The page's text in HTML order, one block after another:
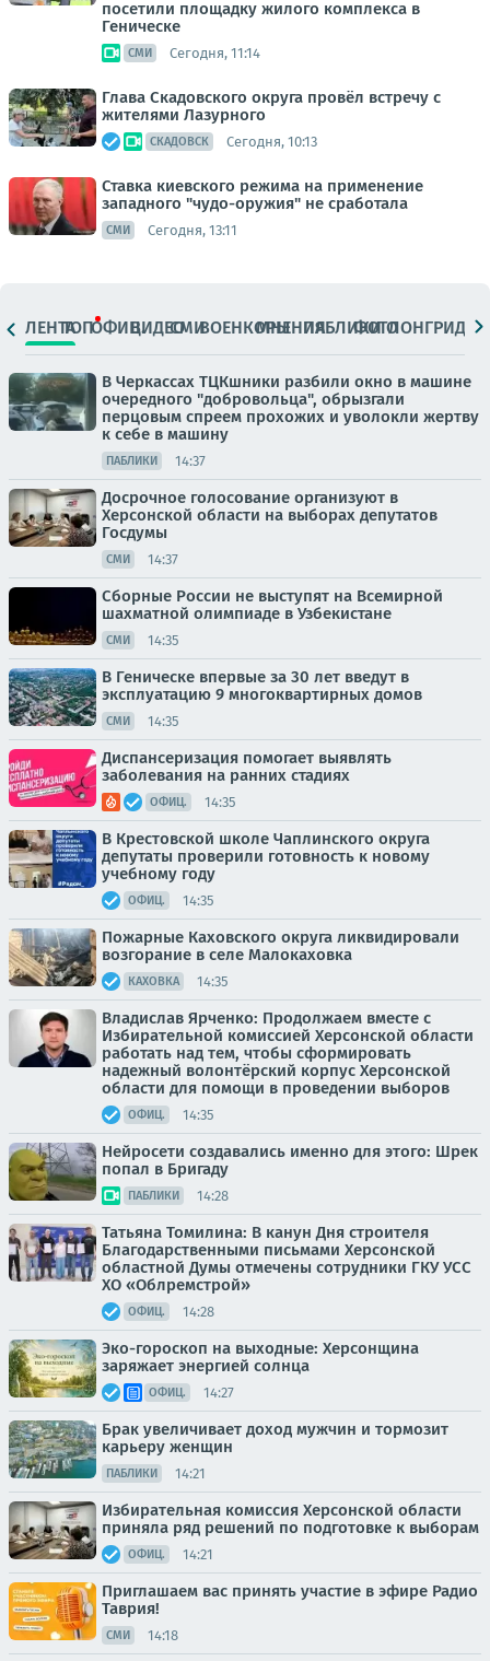
посетили площадку жилого комплекса в
Геническе
СМИ Сегодня, 11:14
Глава Скадовского округа провёл встречу с
жителями Лазурного
СКАДОВСК Сегодня, 10:13
Ставка киевского режима на применение
западного "чудо-оружия" не сработала
СМИ Сегодня, 13:11
ЛЕНТАТОПОФИЦ.ВИДЕОСМИВОЕНКОРЫМНЕНИЯПАБЛИКИ
ФОТОЛОНГРИДЫ
В Черкассах ТЦКшники разбили окно в машине
очередного "добровольца", обрызгали
перцовым спреем прохожих и уволокли жертву
к себе в машину
ПАБЛИКИ 14:37
Досрочное голосование организуют в
Херсонской области на выборах депутатов
Госдумы
СМИ 14:37
Сборные России не выступят на Всемирной
шахматной олимпиаде в Узбекистане
СМИ 14:35
В Геническе впервые за 30 лет введут в
эксплуатацию 9 многоквартирных домов
СМИ 14:35
Диспансеризация помогает выявлять
заболевания на ранних стадиях
ОФИЦ. 14:35
В Крестовской школе Чаплинского округа
депутаты проверили готовность к новому
учебному году
ОФИЦ. 14:35
Пожарные Каховского округа ликвидировали
возгорание в селе Малокаховка
КАХОВКА 14:35
Владислав Ярченко: Продолжаем вместе с
Избирательной комиссией Херсонской области
работать над тем, чтобы сформировать
надежный волонтёрский корпус Херсонской
области для помощи в проведении выборов
ОФИЦ. 14:35
Нейросети создавались именно для этого: Шрек
попал в Бригаду
ПАБЛИКИ 14:28
Татьяна Томилина: В канун Дня строителя
Благодарственными письмами Херсонской
областной Думы отмечены сотрудники ГКУ УСС
ХО «Облремстрой»
ОФИЦ. 14:28
Эко-гороскоп на выходные: Херсонщина
заряжает энергией солнца
ОФИЦ. 14:27
Брак увеличивает доход мужчин и тормозит
карьеру женщин
ПАБЛИКИ 14:21
Избирательная комиссия Херсонской области
приняла ряд решений по подготовке к выборам
ОФИЦ. 14:21
Приглашаем вас принять участие в эфире Радио
Таврия!
СМИ 14:18